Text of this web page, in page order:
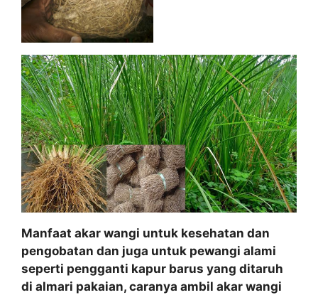
Manfaat akar wangi untuk kesehatan dan
pengobatan dan juga untuk pewangi alami
seperti pengganti kapur barus yang ditaruh
di almari pakaian, caranya ambil akar wangi